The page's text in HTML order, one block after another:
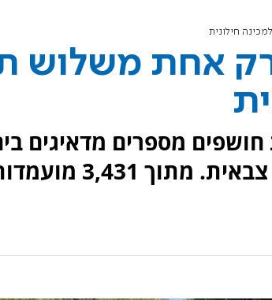
חילונית
רק אחת משלוש
מספרים מדאיגים
להתקבל למכינה